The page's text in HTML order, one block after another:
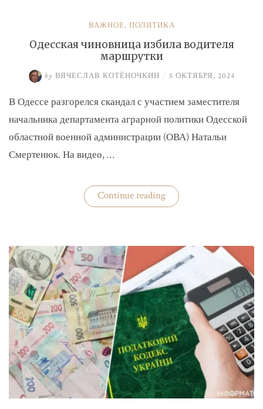
ВАЖНОЕ, ПОЛИТИКА
Одесская чиновница избила водителя
маршрутки
by ВЯЧЕСЛАВ КОТЁНОЧКИН / 5 ОКТЯБРЯ, 2024
В Одессе разгорелся скандал с участием заместителя
начальника департамента аграрной политики Одесской
областной военной администрации (ОВА) Натальи
Смертенюк. На видео, …
Continue reading«Одесская
чиновница